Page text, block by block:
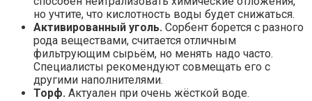
но учтите, что кислотность воды будет снижаться.
Активированный уголь. Сорбент борется с разного
рода веществами, считается отличным
фильтрующим сырьём, но менять надо часто.
Специалисты рекомендуют совмещать его с
другими наполнителями.
Торф. Актуален при очень жёсткой воде.